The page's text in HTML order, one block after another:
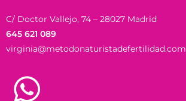
C/ Doctor Vallejo, 74 – 28027 Madrid
645 621 089
virginia@metodonaturistadefertilidad.com